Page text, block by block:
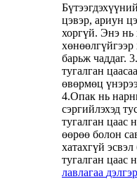
цэвэр, ариун
хоргүй. Энэ нь
барьж чаддаг.
тугалган
өвөрмөц
4.Опак нь
сэргийлэхэд
тугалган цаас
өөрөө болон
хатахгүй
тугалган цаас
лавлагаа